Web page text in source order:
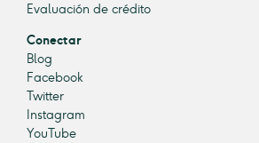
Evaluación de crédito
Conectar
Blog
Facebook
Twitter
Instagram
YouTube